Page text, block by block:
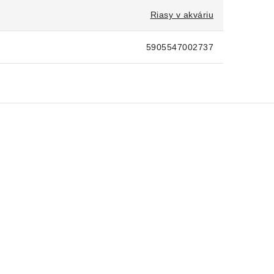
Riasy v akváriu
5905547002737